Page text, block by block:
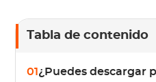
Tabla de contenido
01 ¿Puedes descargar